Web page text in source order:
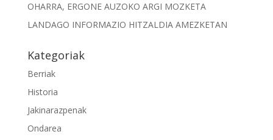
OHARRA, ERGONE AUZOKO ARGI MOZKETA
LANDAGO INFORMAZIO HITZALDIA AMEZKETAN
Kategoriak
Berriak
Historia
Jakinarazpenak
Ondarea